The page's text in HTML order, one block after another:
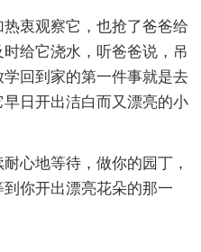
衷观察它，也抢了爸爸给
给它浇水，听爸爸说，吊
回到家的第一件事就是去
日开出洁白而又漂亮的小
心地等待，做你的园丁，
你开出漂亮花朵的那一